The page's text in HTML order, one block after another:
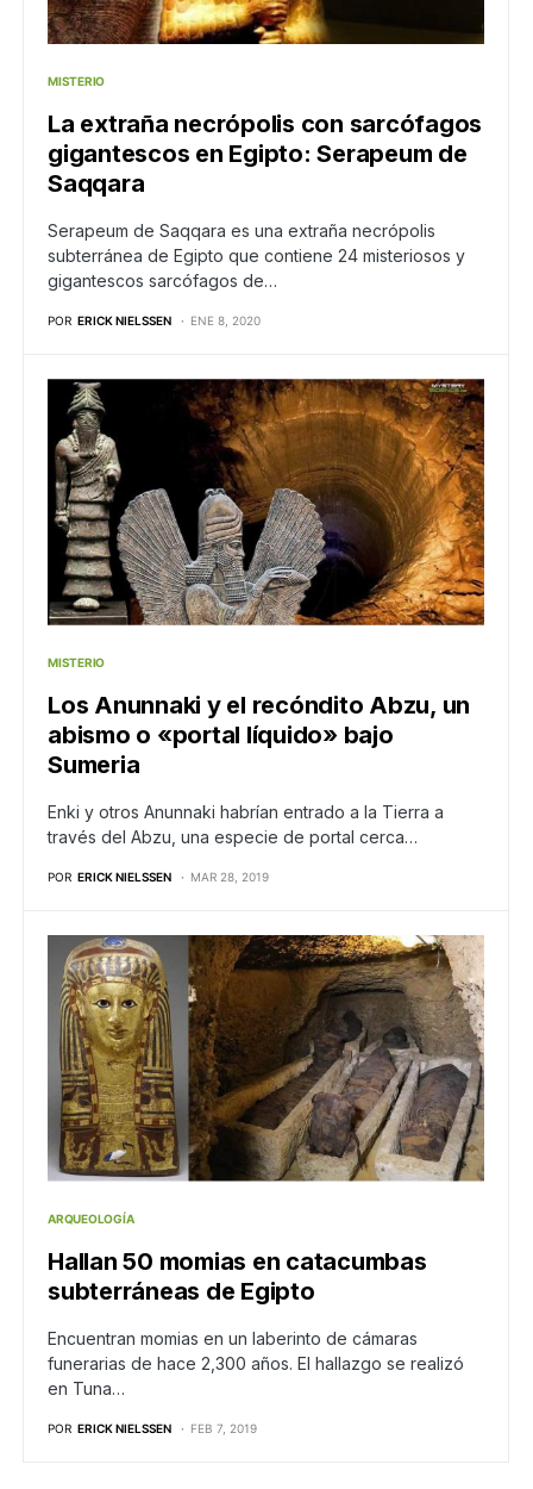
MISTERIO
La extraña necrópolis con sarcófagos
gigantescos en Egipto: Serapeum de
Saqqara
Serapeum de Saqqara es una extraña necrópolis
subterránea de Egipto que contiene 24 misteriosos y
gigantescos sarcófagos de…
POR ERICK NIELSSEN ENE 8, 2020
MISTERIO
Los Anunnaki y el recóndito Abzu, un
abismo o «portal líquido» bajo
Sumeria
Enki y otros Anunnaki habrían entrado a la Tierra a
través del Abzu, una especie de portal cerca…
POR ERICK NIELSSEN MAR 28, 2019
ARQUEOLOGÍA
Hallan 50 momias en catacumbas
subterráneas de Egipto
Encuentran momias en un laberinto de cámaras
funerarias de hace 2,300 años. El hallazgo se realizó
en Tuna…
POR ERICK NIELSSEN FEB 7, 2019